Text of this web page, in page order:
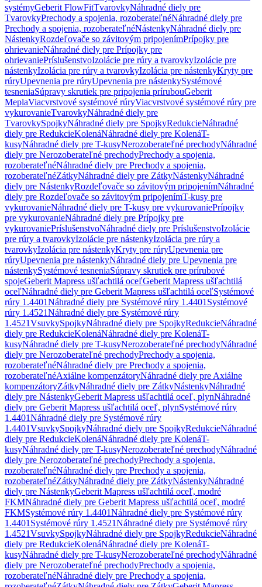
systémyGeberit FlowFitTvarovkyNáhradné diely pre
TvarovkyPrechody a spojenia, rozoberateľnéNáhradné diely pre
Prechody a spojenia, rozoberateľnéNástenkyNáhradné diely pre
NástenkyRozdeľovače so závitovým pripojenímPrípojky pre
ohrievanieNáhradné diely pre Prípojky pre
ohrievaniePríslušenstvoIzolácie pre rúry a tvarovkyIzolácie pre
nástenkyIzolácia pre rúry a tvarovkyIzolácia pre nástenkyKryty pre
rúryUpevnenia pre rúryUpevnenia pre nástenkySystémové
tesneniaSúpravy skrutiek pre pripojenia prírubouGeberit
MeplaViacvrstvové systémové rúryViacvrstvové systémové rúry pre
vykurovanieTvarovkyNáhradné diely pre
TvarovkySpojkyNáhradné diely pre SpojkyRedukcieNáhradné
diely pre RedukcieKolenáNáhradné diely pre KolenáT-
kusyNáhradné diely pre T-kusyNerozoberateľné prechodyNáhradné
diely pre Nerozoberateľné prechodyPrechody a spojenia,
rozoberateľnéNáhradné diely pre Prechody a spojenia,
rozoberateľnéZátkyNáhradné diely pre ZátkyNástenkyNáhradné
diely pre NástenkyRozdeľovače so závitovým pripojenímNáhradné
diely pre Rozdeľovače so závitovým pripojenímT-kusy pre
vykurovanieNáhradné diely pre T-kusy pre vykurovaniePrípojky
pre vykurovanieNáhradné diely pre Prípojky pre
vykurovaniePríslušenstvoNáhradné diely pre PríslušenstvoIzolácie
pre rúry a tvarovkyIzolácie pre nástenkyIzolácia pre rúry a
tvarovkyIzolácia pre nástenkyKryty pre rúryUpevnenia pre
rúryUpevnenia pre nástenkyNáhradné diely pre Upevnenia pre
nástenkySystémové tesneniaSúpravy skrutiek pre prírubové
spojeGeberit Mapress ušľachtilá oceľGeberit Mapress ušľachtilá
oceľNáhradné diely pre Geberit Mapress ušľachtilá oceľSystémové
rúry 1.4401Náhradné diely pre Systémové rúry 1.4401 Systémové
rúry 1.4521Náhradné diely pre Systémové rúry
1.4521VsuvkySpojkyNáhradné diely pre SpojkyRedukcieNáhradné
diely pre RedukcieKolenáNáhradné diely pre KolenáT-
kusyNáhradné diely pre T-kusyNerozoberateľné prechodyNáhradné
diely pre Nerozoberateľné prechodyPrechody a spojenia,
rozoberateľnéNáhradné diely pre Prechody a spojenia,
rozoberateľnéAxiálne kompenzátoryNáhradné diely pre Axiálne
kompenzátoryZátkyNáhradné diely pre ZátkyNástenkyNáhradné
diely pre NástenkyGeberit Mapress ušľachtilá oceľ, plynNáhradné
diely pre Geberit Mapress ušľachtilá oceľ, plynSystémové rúry
1.4401Náhradné diely pre Systémové rúry
1.4401VsuvkySpojkyNáhradné diely pre SpojkyRedukcieNáhradné
diely pre RedukcieKolenáNáhradné diely pre KolenáT-
kusyNáhradné diely pre T-kusyNerozoberateľné prechodyNáhradné
diely pre Nerozoberateľné prechodyPrechody a spojenia,
rozoberateľnéNáhradné diely pre Prechody a spojenia,
rozoberateľnéZátkyNáhradné diely pre ZátkyNástenkyNáhradné
diely pre NástenkyGeberit Mapress ušľachtilá oceľ, modré
FKMNáhradné diely pre Geberit Mapress ušľachtilá oceľ, modré
FKMSystémové rúry 1.4401Náhradné diely pre Systémové rúry
1.4401 Systémové rúry 1.4521Náhradné diely pre Systémové rúry
1.4521VsuvkySpojkyNáhradné diely pre SpojkyRedukcieNáhradné
diely pre RedukcieKolenáNáhradné diely pre KolenáT-
kusyNáhradné diely pre T-kusyNerozoberateľné prechodyNáhradné
diely pre Nerozoberateľné prechodyPrechody a spojenia,
rozoberateľnéNáhradné diely pre Prechody a spojenia,